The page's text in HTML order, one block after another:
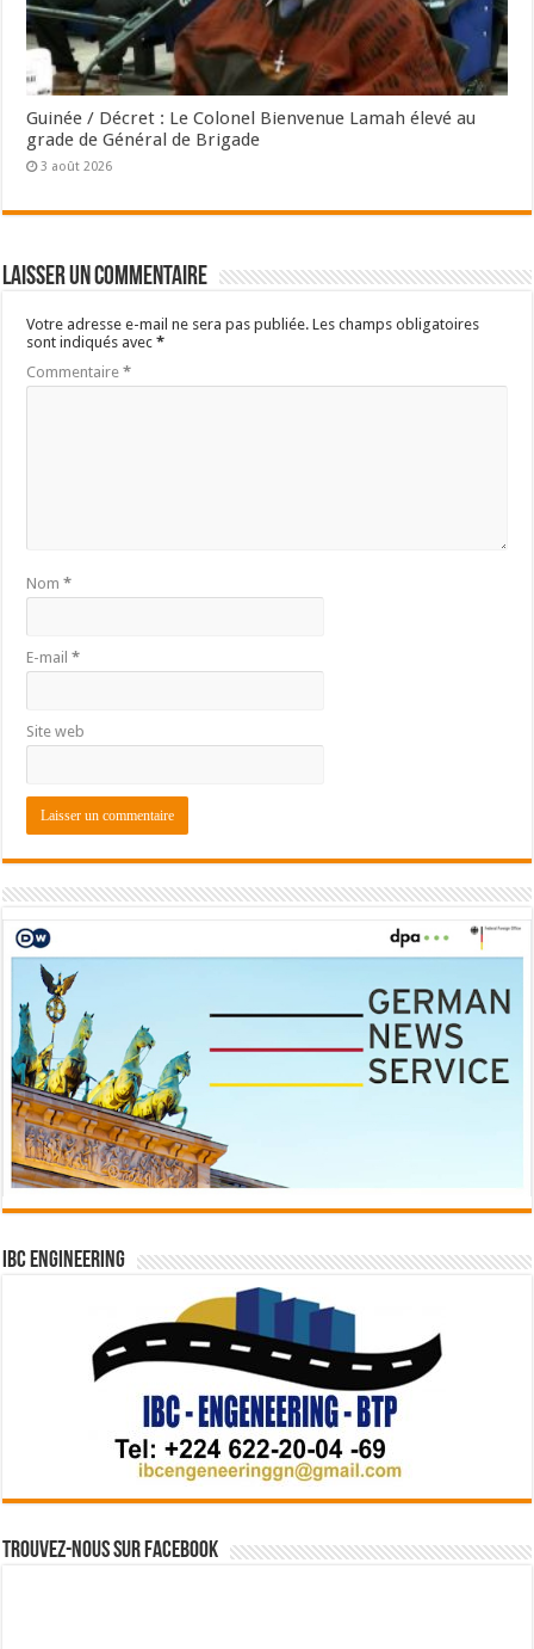
Guinée / Décret : Le Colonel Bienvenue Lamah élevé au
grade de Général de Brigade
3 août 2026
Laisser un commentaire
Votre adresse e-mail ne sera pas publiée. Les champs obligatoires
sont indiqués avec*
Commentaire*
Nom*
E-mail*
Site web
IBC Engineering
Trouvez-nous sur Facebook